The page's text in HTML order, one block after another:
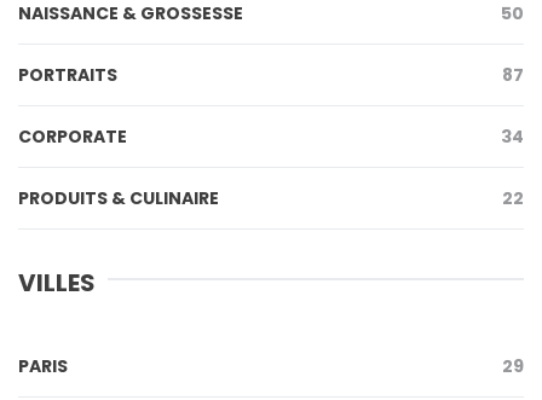
NAISSANCE & GROSSESSE 50
PORTRAITS 87
CORPORATE 34
PRODUITS & CULINAIRE 22
VILLES
PARIS 29